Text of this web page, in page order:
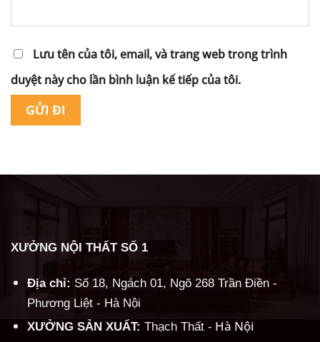
Lưu tên của tôi, email, và trang web trong trình
duyệt này cho lần bình luận kế tiếp của tôi.
XƯỞNG NỘI THẤT SỐ 1
Địa chỉ: Số 18, Ngách 01, Ngõ 268 Trần Điền -
Phương Liệt - Hà Nội
XƯỞNG SẢN XUẤT: Thạch Thất - Hà Nội